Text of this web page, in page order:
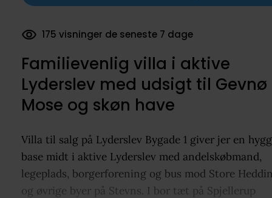
71 dokumenter downloadet
Familievenlig villa i aktive
Lyderslev med udsigt til Gevnø
Mose og skøn have
Villa til salg på Lyderslev Bygade 1 giver jer en
base midt i aktive Lyderslev med andelskøbmand,
legeplads, borgerforening og bus mod Store
og øvrige byer på Stevns. I bor tæt på Spjellerup